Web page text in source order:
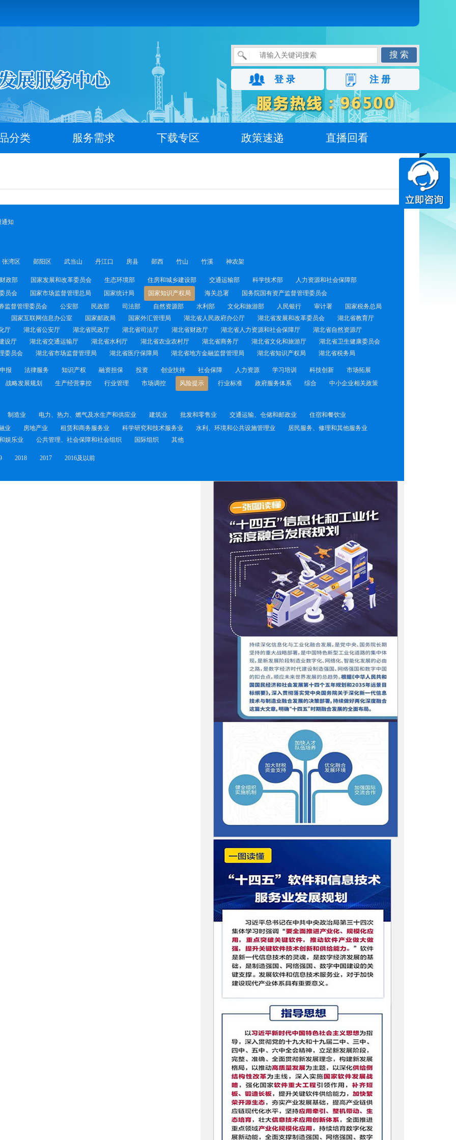
搜 索
登 录 注 册
分类 服务需求 下载专区 政策速递 直播回看
通知
张湾区 郧阳区 武当山 丹江口 房县 郧西 竹山 竹溪 神农架
财政部 国家发展和改革委员会 生态环境部 住房和城乡建设部 交通运输部 科学技术部
人力资源和社会保障部
员会 国家市场监督管理总局 国家统计局 国家知识产权局 海关总署
国务院国有资产监督管理委员会
监督管理委员会 公安部 民政部 司法部 自然资源部 水利部 文化和旅游部 人民银行 审计署
国家税务总局
国家互联网信息办公室 国家邮政局 国家外汇管理局 湖北省人民政府办公厅 湖北省发展和改革委员会
湖北省教育厅
厅 湖北省公安厅 湖北省民政厅 湖北省司法厅 湖北省财政厅 湖北省人力资源和社会保障厅
湖北省自然资源厅
设厅 湖北省交通运输厅 湖北省水利厅 湖北省农业农村厅 湖北省商务厅 湖北省文化和旅游厅
湖北省卫生健康委员会
委员会 湖北省市场监督管理局 湖北省医疗保障局 湖北省地方金融监督管理局 湖北省知识产权局 湖北省税务局
报 法律服务 知识产权 融资担保 投资 创业扶持 社会保障 人力资源 学习培训 科技创新
市场拓展
战略发展规划 生产经营掌控 行业管理 市场调控 风险提示 行业标准 政府服务体系 综合
中小企业相关政策
制造业 电力、热力、燃气及水生产和供应业 建筑业 批发和零售业 交通运输、仓储和邮政业
住宿和餐饮业
业 房地产业 租赁和商务服务业 科学研究和技术服务业 水利、环境和公共设施管理业
居民服务、修理和其他服务业
娱乐业 公共管理、社会保障和社会组织 国际组织 其他
2018 2017 2016及以前